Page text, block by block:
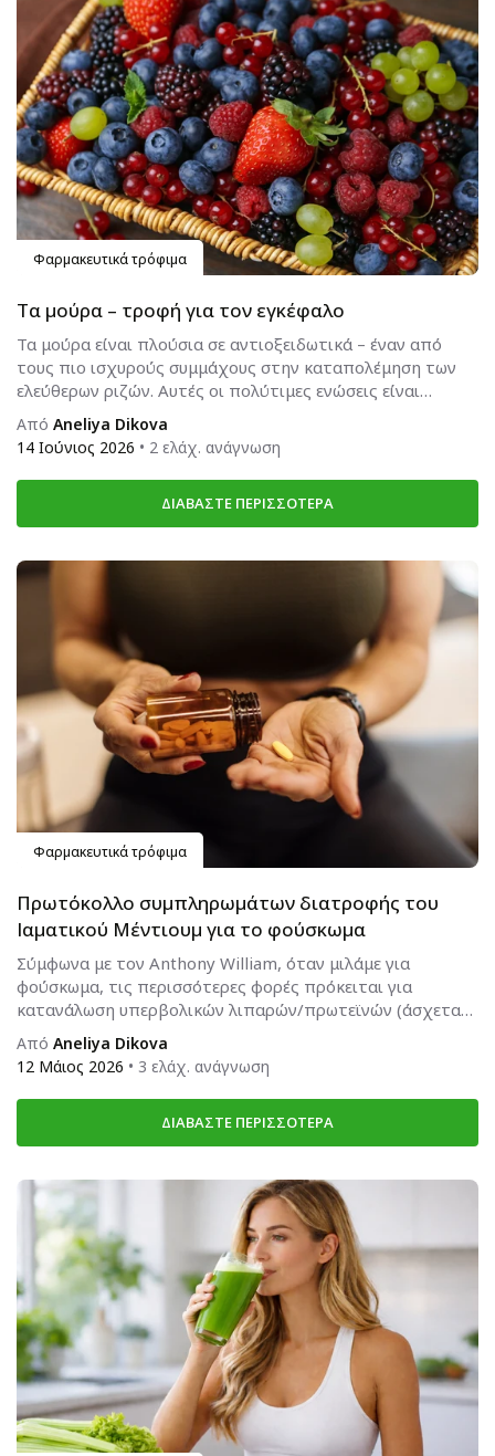
Φαρμακευτικά τρόφιμα
Τα μούρα – τροφή για τον εγκέφαλο
Τα μούρα είναι πλούσια σε αντιοξειδωτικά – έναν από
τους πιο ισχυρούς συμμάχους στην καταπολέμηση των
ελεύθερων ριζών. Αυτές οι πολύτιμες ενώσεις είναι
απαραίτητες για...
Από Aneliya Dikova
14 Ιούνιος 2026 • 2 ελάχ. ανάγνωση
ΔΙΑΒΆΣΤΕ ΠΕΡΙΣΣΌΤΕΡΑ
Φαρμακευτικά τρόφιμα
Πρωτόκολλο συμπληρωμάτων διατροφής του
Ιαματικού Μέντιουμ για το φούσκωμα
Σύμφωνα με τον Anthony William, όταν μιλάμε για
φούσκωμα, τις περισσότερες φορές πρόκειται για
κατανάλωση υπερβολικών λιπαρών/πρωτεϊνών (άσχετα
αν είναι ωφέλιμα ή βλαβερά λιπαρά), γεγονός...
Από Aneliya Dikova
12 Μάιος 2026 • 3 ελάχ. ανάγνωση
ΔΙΑΒΆΣΤΕ ΠΕΡΙΣΣΌΤΕΡΑ